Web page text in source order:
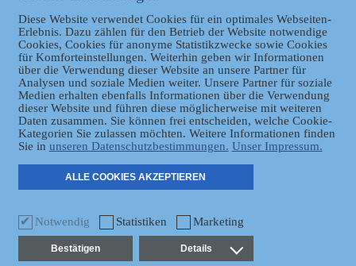
GVBl | Einbanddecke
Datenschutz
Diese Website verwendet Cookies für ein optimales Webseiten-
Erlebnis. Dazu zählen für den Betrieb der Website notwendige
Cookies, Cookies für anonyme Statistikzwecke sowie Cookies
für Komforteinstellungen. Weiterhin geben wir Informationen
über die Verwendung dieser Website an unsere Partner für
Analysen und soziale Medien weiter. Unsere Partner für soziale
Medien erhalten ebenfalls Informationen über die Verwendung
dieser Website und führen diese möglicherweise mit weiteren
Daten zusammen. Sie können frei entscheiden, welche Cookie-
Kategorien Sie zulassen möchten. Weitere Informationen finden
Sie in unseren Datenschutzbestimmungen. Unser Impressum.
ALLE COOKIES AKZEPTIEREN
Notwendig Statistiken Marketing
Bestätigen Details